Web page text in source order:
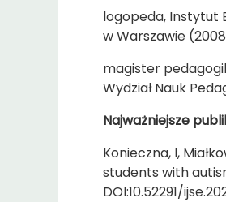
logopeda, Instytut
w Warszawie
magister
Wydział Nauk
Najważniejsze
Konieczna, I,
students with
DOI:10.52291/